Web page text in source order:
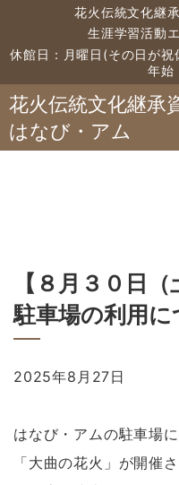
花火伝統文化継
生涯学習活動
休館日：月曜日(その日が
年
花火伝統文化継承
はなび・アム
【８月３０日
駐車場の利用に
2025年8月27日
はなび・アムの駐車場
「大曲の花火」が開催